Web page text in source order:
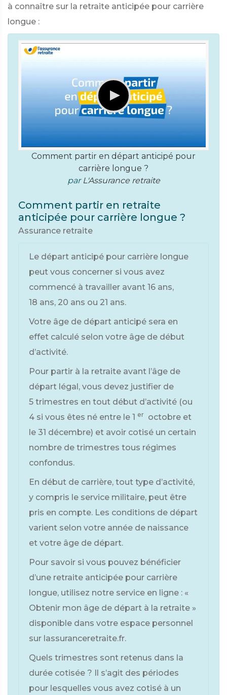
à connaître sur la retraite anticipée pour carrière
longue :
Comment partir en départ anticipé pour
carrière longue ?
par L'Assurance retraite
Comment partir en retraite
anticipée pour carrière longue ?
Assurance retraite
Le départ anticipé pour carrière longue
peut vous concerner si vous avez
commencé à travailler avant 16 ans,
18 ans, 20 ans ou 21 ans.
Votre âge de départ anticipé sera en
effet calculé selon votre âge de début
d’activité.
Pour partir à la retraite avant l’âge de
départ légal, vous devez justifier de
5 trimestres en tout début d’activité (ou
4 si vous êtes né entre le 1 er octobre et
le 31 décembre) et avoir cotisé un certain
nombre de trimestres tous régimes
confondus.
En début de carrière, tout type d’activité,
y compris le service militaire, peut être
pris en compte. Les conditions de départ
varient selon votre année de naissance
et votre âge de départ.
Pour savoir si vous pouvez bénéficier
d’une retraite anticipée pour carrière
longue, utilisez notre service en ligne : «
Obtenir mon âge de départ à la retraite »
disponible dans votre espace personnel
sur lassuranceretraite.fr.
Quels trimestres sont retenus dans la
durée cotisée ? Il s’agit des périodes
pour lesquelles vous avez cotisé à un